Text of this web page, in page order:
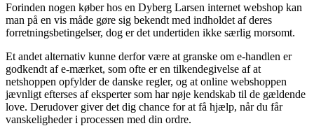
Forinden nogen køber hos en Dyberg Larsen internet webshop kan
man på en vis måde gøre sig bekendt med indholdet af deres
forretningsbetingelser, dog er det undertiden ikke særlig morsomt.
Et andet alternativ kunne derfor være at granske om e-handlen er
godkendt af e-mærket, som ofte er en tilkendegivelse af at
netshoppen opfylder de danske regler, og at online webshoppen
jævnligt efterses af eksperter som har nøje kendskab til de gældende
love. Derudover giver det dig chance for at få hjælp, når du får
vanskeligheder i processen med din ordre.